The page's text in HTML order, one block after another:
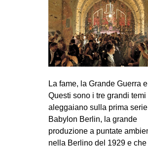
GAZA FREESTYLE
CSOA LAMBRETTA
MSM
STUDENTI TSUNAMI
MILANO
MOBILITAZIONI
SPAZI
SPORT POPOLARE
La fame, la Grande Guerra
Questi sono i tre grandi temi
aleggaiano sulla prima
Babylon Berlin, la grande
produzione a puntate
nella Berlino del 1929 e che